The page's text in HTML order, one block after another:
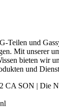
Teilen und
Mit unserer
bieten wir
und
CA SON | Die